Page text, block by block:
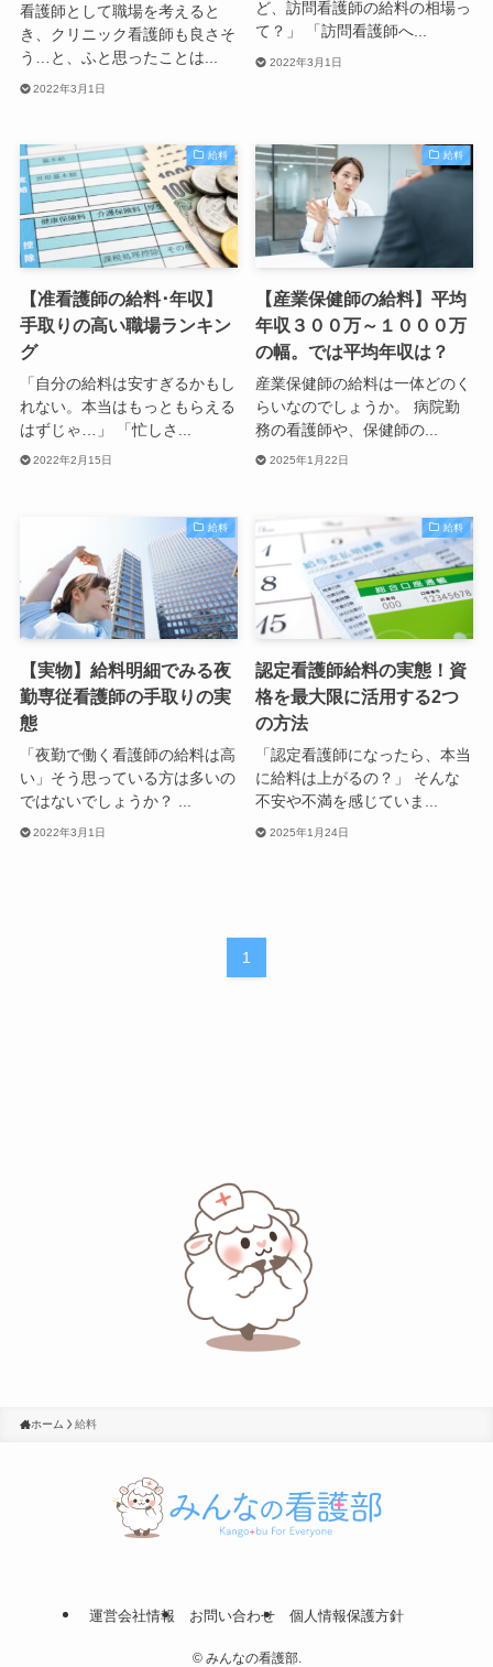
看護師として職場を考えると
き、クリニック看護師も良さそ
う…と、ふと思ったことは...
2022年3月1日
ど、訪問看護師の給料の相場っ
て？」 「訪問看護師へ...
2022年3月1日
給料
【准看護師の給料･年収】
手取りの高い職場ランキン
グ
「自分の給料は安すぎるかもし
れない。本当はもっともらえる
はずじゃ…」 「忙しさ...
2022年2月15日
給料
【産業保健師の給料】平均
年収３００万～１０００万
の幅。では平均年収は？
産業保健師の給料は一体どのく
らいなのでしょうか。 病院勤
務の看護師や、保健師の...
2025年1月22日
給料
【実物】給料明細でみる夜
勤専従看護師の手取りの実
態
「夜勤で働く看護師の給料は高
い」そう思っている方は多いの
ではないでしょうか？ ...
2022年3月1日
給料
認定看護師給料の実態！資
格を最大限に活用する2つ
の方法
「認定看護師になったら、本当
に給料は上がるの？」 そんな
不安や不満を感じていま...
2025年1月24日
1
ホーム 給料
運営会社情報 お問い合わせ 個人情報保護方針
©みんなの看護部.